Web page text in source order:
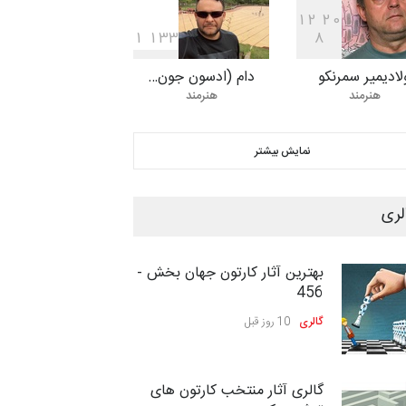
یازدهمین مسابقۀ بین‌المللی
کارتون «حیوانات»،…
مهلت
بیست‌و‌یکمین جشنواره بین‌المللی
سومین نمایشگاه بین‌المللی
کاریکاتور شنگژو، چ…
مهلت 25 روز دیگر
نمایشگاه بین المللی کارتون”
1 2 2 0
8
سمرنکو
هنرمند
1 1 33
دام (ادسون جون…
هنرمند
نمایش بیشتر
بهترین آثار کارتون جهان بخش -
456
گالری 10 روز قبل
گالری آثار منتخب کارتون های